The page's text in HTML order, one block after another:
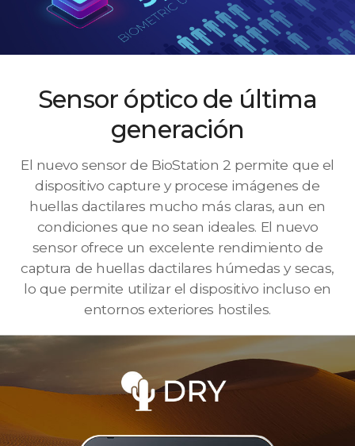
Sensor óptico de última
generación
El nuevo sensor de BioStation 2 permite que el
dispositivo capture y procese imágenes de
huellas dactilares mucho más claras, aun en
condiciones que no sean ideales. El nuevo
sensor ofrece un excelente rendimiento de
captura de huellas dactilares húmedas y secas,
lo que permite utilizar el dispositivo incluso en
entornos exteriores hostiles.